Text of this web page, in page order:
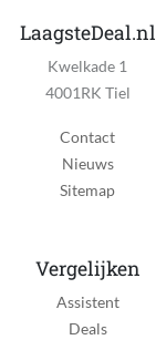
LaagsteDeal.nl
Kwelkade 1
4001RK Tiel
Contact
Nieuws
Sitemap
Vergelijken
Assistent
Deals